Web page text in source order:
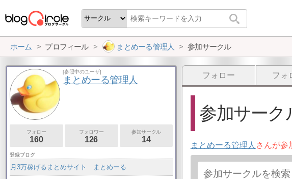
ホーム プロフィール まとめーる管理人 参加サークル
フォロー フォ
参加サーク
まとめーる管理人 さんが参
[参照中のユーザ]
まとめーる管理人
フォロー
160
フォロワー
126
参加サークル
14
登録ブログ
月3万稼げるまとめサイト まとめーる